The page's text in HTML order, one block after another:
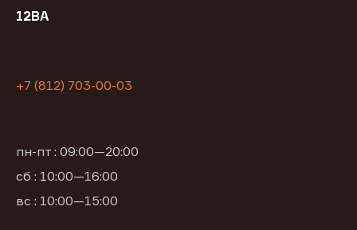
12ВА
+7 (812) 703-00-03
пн-пт : 09:00—20:00
сб : 10:00—16:00
вс : 10:00—15:00